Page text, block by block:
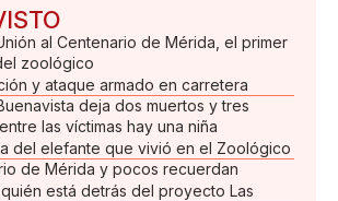
al Centenario de Mérida, el primer
zoológico
y ataque armado en carretera
deja dos muertos y tres
las víctimas hay una niña
del elefante que vivió en el Zoológico
de Mérida y pocos recuerdan
está detrás del proyecto Las